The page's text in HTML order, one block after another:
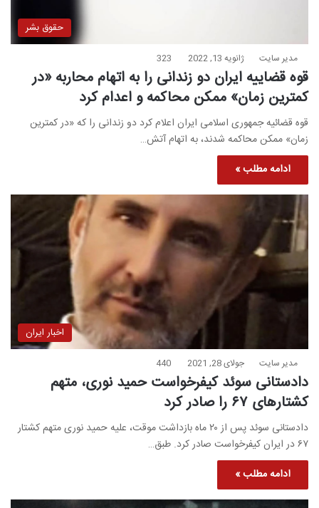
حقوق بشر
مدیر سایت ژانویه 13, 2022 323
قوه قضاییه ایران دو زندانی را به اتهام محاربه «در
کمترین زمان» ممکن محاکمه و اعدام کرد
قوه قضائیه جمهوری اسلامی ایران اعلام کرد دو زندانی را که «در کمترین
زمان» ممکن محاکمه شدند، به اتهام آتش…
ادامه مطلب »
اخبار ایران
مدیر سایت جولای 28, 2021 440
دادستانی سوئد کیفرخواست حمید نوری، متهم
کشتارهای ۶۷ را صادر کرد
دادستانی سوئد پس از ۲۰ ماه بازداشت موقت، علیه حمید نوری متهم کشتار
۶۷ در ایران کیفرخواست صادر کرد. طبق…
ادامه مطلب »